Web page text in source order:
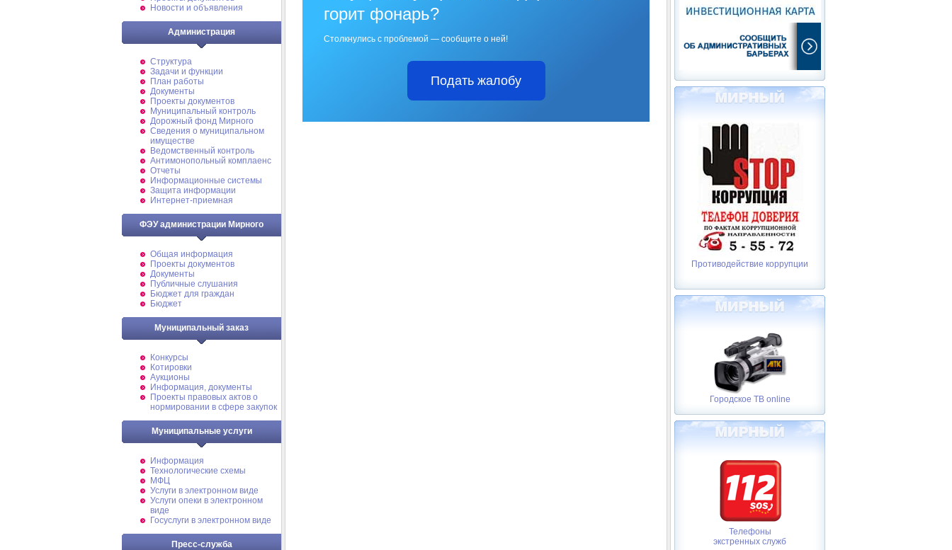
Новости и объявления
Администрация
Структура
Задачи и функции
План работы
Документы
Проекты документов
Муниципальный контроль
Дорожный фонд Мирного
Cведения о муниципальном
имуществе
Ведомственный контроль
Антимонопольный комплаенс
Отчеты
Информационные системы
Защита информации
Интернет-приемная
ФЭУ администрации Мирного
Общая информация
Проекты документов
Документы
Публичные слушания
Бюджет для граждан
Бюджет
Муниципальный заказ
Конкурсы
Котировки
Аукционы
Информация, документы
Проекты правовых актов о
нормировании в сфере закупок
Муниципальные услуги
Информация
Технологические схемы
МФЦ
Услуги в электронном виде
Услуги опеки в электронном
виде
Госуслуги в электронном виде
Пресс-служба
горит фонарь?
Столкнулись с проблемой — сообщите о ней!
Подать жалобу
Противодействие коррупции
Городское ТВ online
Телефоны
экстренных служб